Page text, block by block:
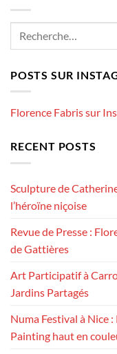
POSTS SUR
Florence Fabris sur
RECENT POSTS
Sculpture de
l’héroïne niçoise
Revue de Presse :
de Gattières
Art Participatif à
Jardins Partagés
Numa Festival à Nice
Painting haut en